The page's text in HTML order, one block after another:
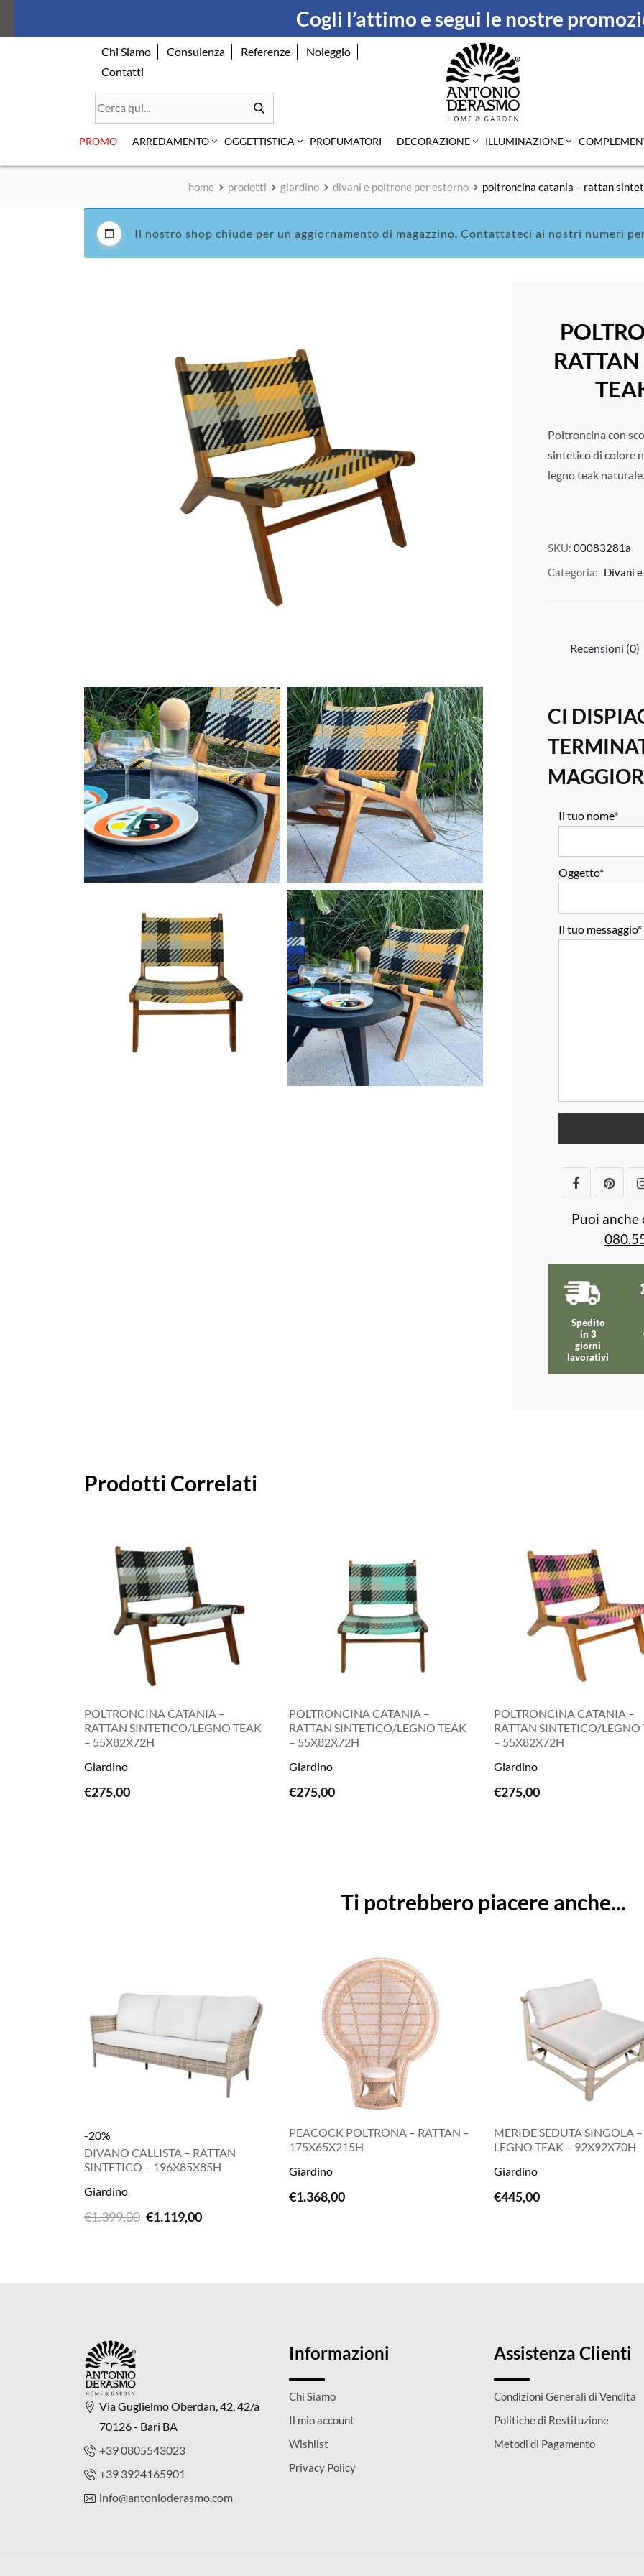
Cogli l’attimo e segui le nostre
Chi Siamo Consulenza Referenze
Noleggio
Contatti
PROMO ARREDAMENTO OGGETTISTICA PROFUMATORI DECORAZIONE ILLUMINAZIONE
home prodotti giardino divani e poltrone per esterno poltroncina catania – rattan
Il nostro shop chiude per un aggiornamento di magazzino. Contattateci ai nostri numeri
Poltroncina con
sintetico di colore
legno teak naturale.
SKU: 00083281a
Categoria: Divani
Recensioni (0)
CI
Il tuo nome*
Oggetto*
Il tuo messaggio*
Puoi
Spedito
in 3
giorni
lavorativi
Prodotti Correlati
POLTRONCINA CATANIA –
RATTAN SINTETICO/LEGNO TEAK
– 55X82X72H
Giardino
€275,00
POLTRONCINA CATANIA –
RATTAN SINTETICO/LEGNO TEAK
– 55X82X72H
Giardino
€275,00
POLTRONCINA CATANIA –
RATTAN SINTETICO/LEGNO
– 55X82X72H
Giardino
€275,00
Ti potrebbero piacere anche...
-20%
DIVANO CALLISTA – RATTAN
SINTETICO – 196X85X85H
Giardino
€1.399,00 Il
€1.119,00Il
PEACOCK POLTRONA – RATTAN –
175X65X215H
Giardino
€1.368,00
MERIDE SEDUTA SINGOLA –
LEGNO TEAK – 92X92X70H
Giardino
€445,00
Via Guglielmo Oberdan, 42, 42/a
70126 - Bari BA
+39 0805543023
+39 3924165901
info@antonioderasmo.com
Informazioni
Chi Siamo
Il mio account
Wishlist
Privacy Policy
Assistenza Clienti
Condizioni Generali di Vendita
Politiche di Restituzione
Metodi di Pagamento